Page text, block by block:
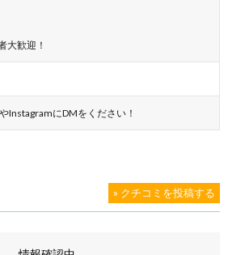
大歓迎！
InstagramにDMをください！
» クチコミを投稿する